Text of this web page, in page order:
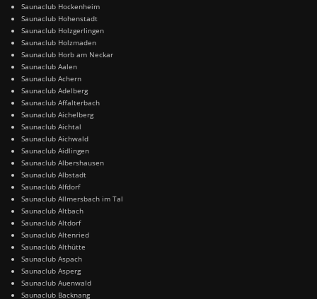
Saunaclub Hockenheim
Saunaclub Hohenstadt
Saunaclub Holzgerlingen
Saunaclub Holzmaden
Saunaclub Horb am Neckar
Saunaclub Aalen
Saunaclub Achern
Saunaclub Adelberg
Saunaclub Affalterbach
Saunaclub Aichelberg
Saunaclub Aichtal
Saunaclub Aichwald
Saunaclub Aidlingen
Saunaclub Albershausen
Saunaclub Albstadt
Saunaclub Alfdorf
Saunaclub Allmersbach im Tal
Saunaclub Altbach
Saunaclub Altdorf
Saunaclub Altenried
Saunaclub Althütte
Saunaclub Aspach
Saunaclub Asperg
Saunaclub Auenwald
Saunaclub Backnang